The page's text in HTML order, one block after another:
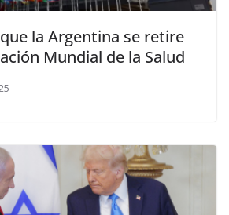
la Argentina se retire
Mundial de la Salud